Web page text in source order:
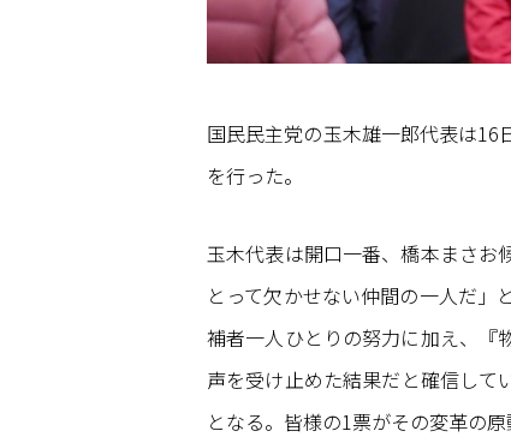
国民民主党の玉木雄一郎代表は
を行った。
玉木代表は開口一番、橋本まさお
とって欠かせない仲間の一人だ
補者一人ひとりの努力に加え、『
声を受け止めた結果だと確信して
となる。皆様の1票がその変革の